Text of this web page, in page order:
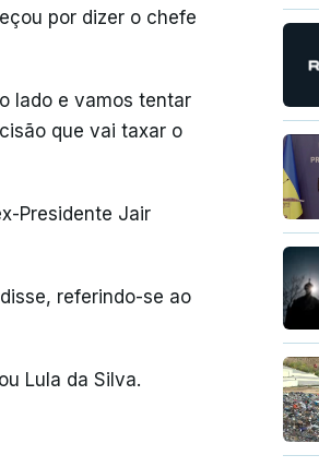
por dizer o chefe
lado e vamos tentar
que vai taxar o
Presidente Jair
referindo-se ao
Lula da Silva.